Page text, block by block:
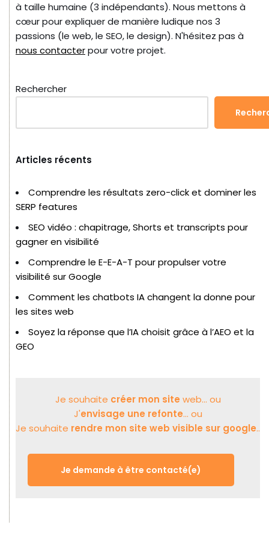
à taille humaine (3 indépendants). Nous mettons à
cœur pour expliquer de manière ludique nos 3
passions (le web, le SEO, le design). N'hésitez pas à
nous contacterpour votre projet.
Rechercher
Articles récents
Comprendre les résultats zero-click et dominer les
SERP features
SEO vidéo : chapitrage, Shorts et transcripts pour
gagner en visibilité
Comprendre le E-E-A-T pour propulser votre
visibilité sur Google
Comment les chatbots IA changent la donne pour
les sites web
Soyez la réponse que l’IA choisit grâce à l’AEO et la
GEO
Je souhaite créer mon site web... ou
J'envisage une refonte... ou
Je souhaite rendre mon site web visible sur google..
Je demande à être contacté(e)